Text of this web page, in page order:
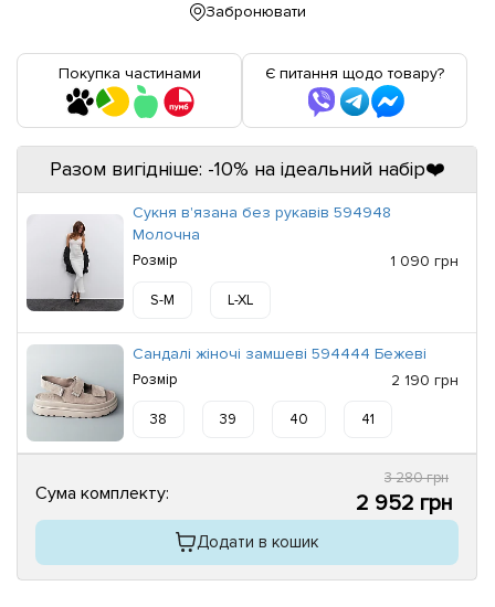
Забронювати
Покупка частинами Є питання щодо товару?
Разом вигідніше: -10% на ідеальний набір❤️
Сукня в'язана без рукавів 594948
Молочна
Розмір 1 090 грн
S-M L-XL
Сандалі жіночі замшеві 594444 Бежеві
Розмір 2 190 грн
38 39 40 41
Сума комплекту:
3 280 грн
2 952 грн
Додати в кошик